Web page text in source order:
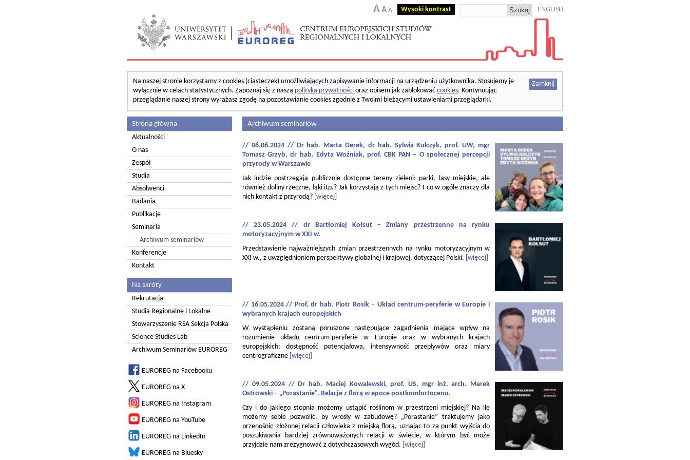
AA A Wysoki kontrast ENGLISH
Zamknij
Na naszej stronie korzystamy z cookies (ciasteczek) umożliwiających zapisywanie informacji na urządzeniu użytkownika. Stosujemy je
wyłącznie w celach statystycznych. Zapoznaj się z naszą polityką prywatności oraz opisem jak zablokować cookies. Kontynuując
przeglądanie naszej strony wyrażasz zgodę na pozostawianie cookies zgodnie z Twoimi bieżącymi ustawieniami przeglądarki.
Strona główna
Aktualności
O nas
Zespół
Studia
Absolwenci
Badania
Publikacje
Seminaria
Archiwum seminariów
Konferencje
Kontakt
Na skróty
Rekrutacja
Studia Regionalne i Lokalne
Stowarzyszenie RSA Sekcja Polska
Science Studies Lab
Archiwum Seminariów EUROREG
EUROREG na Facebooku
EUROREG na X
EUROREG na Instagram
EUROREG na YouTube
EUROREG na LinkedIn
EUROREG na Bluesky
Archiwum seminariów
// 06.06.2024 // Dr hab. Marta Derek, dr hab. Sylwia Kulczyk, prof. UW, mgr
Tomasz Grzyb, dr hab. Edyta Woźniak, prof. CBK PAN – O społecznej percepcji
przyrody w Warszawie
Jak ludzie postrzegają publicznie dostępne tereny zieleni: parki, lasy miejskie, ale
również doliny rzeczne, łąki itp.? Jak korzystają z tych miejsc? I co w ogóle znaczy dla
nich kontakt z przyrodą? [więcej]
// 23.05.2024 // dr Bartłomiej Kołsut – Zmiany przestrzenne na rynku
motoryzacyjnym w XXI w.
Przedstawienie najważniejszych zmian przestrzennych na rynku motoryzacyjnym w
XXI w., z uwzględnieniem perspektywy globalnej i krajowej, dotyczącej Polski. [więcej]
// 16.05.2024 // Prof. dr hab. Piotr Rosik – Układ centrum-peryferie w Europie i
wybranych krajach europejskich
W wystąpieniu zostaną poruszone następujące zagadnienia mające wpływ na
rozumienie układu centrum-peryferie w Europie oraz w wybranych krajach
europejskich: dostępność potencjałowa, intensywność przepływów oraz miary
centrograficzne [więcej]
// 09.05.2024 // Dr hab. Maciej Kowalewski, prof. US, mgr inż. arch. Marek
Ostrowski – „Porastanie”. Relacje z florą w epoce postkomfortocenu.
Czy i do jakiego stopnia możemy ustąpić roślinom w przestrzeni miejskiej? Na ile
możemy sobie pozwolić, by wrosły w zabudowę? „Porastanie” traktujemy jako
przenośnię złożonej relacji człowieka z miejską florą, uznając to za punkt wyjścia do
poszukiwania bardziej zrównoważonych relacji w świecie, w którym być może
przyjdzie nam zrezygnować z dotychczasowych wygód. [więcej]